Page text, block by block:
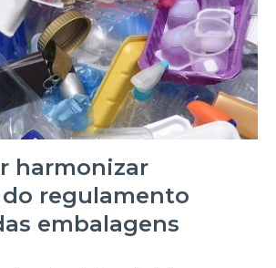
harmonizar
regulamento
embalagens